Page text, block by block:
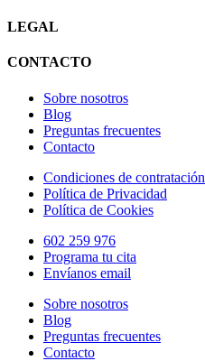
LEGAL
CONTACTO
Sobre nosotros
Blog
Preguntas frecuentes
Contacto
Condiciones de contratación
Política de Privacidad
Política de Cookies
602 259 976
Programa tu cita
Envíanos email
Sobre nosotros
Blog
Preguntas frecuentes
Contacto